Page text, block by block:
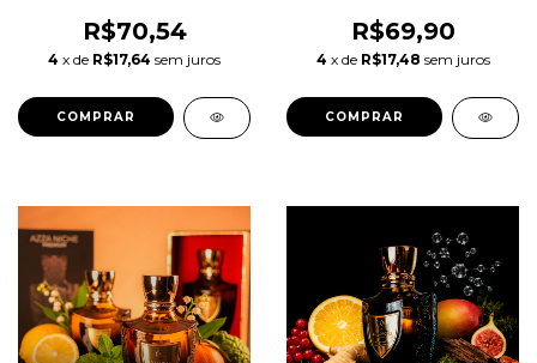
R$70,54
4 x de R$17,64 sem juros
COMPRAR
R$69,90
4 x de R$17,48 sem juros
COMPRAR